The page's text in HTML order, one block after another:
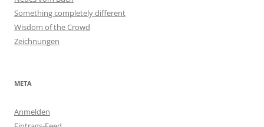
Something completely different
Wisdom of the Crowd
Zeichnungen
META
Anmelden